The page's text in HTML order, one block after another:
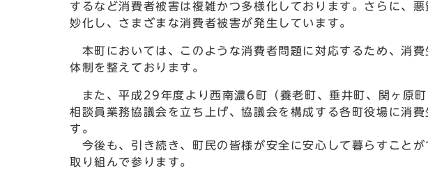
するなど消費者被害は複雑かつ多様化しております。さらに、
妙化し、さまざまな消費者被害が発生しています。
本町においては、このような消費者問題に対応するため、消
体制を整えております。
また、平成29年度より西南濃6町（養老町、垂井町、関ヶ原
相談員業務協議会を立ち上げ、協議会を構成する各町役場に消
す。
今後も、引き続き、町民の皆様が安全に安心して暮らすこと
取り組んで参ります。